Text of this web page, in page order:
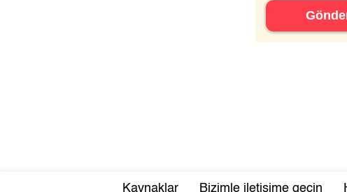
Kaynaklar Bizimle iletişime geçin